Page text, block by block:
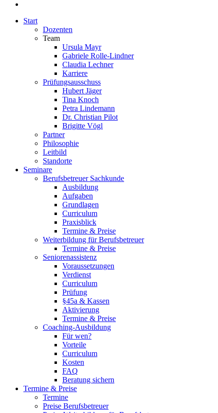
Start
Dozenten
Team
Ursula Mayr
Gabriele Rolle-Lindner
Claudia Lechner
Karriere
Prüfungsausschuss
Hubert Jäger
Tina Knoch
Petra Lindemann
Dr. Christian Pilot
Brigitte Vögl
Partner
Philosophie
Leitbild
Standorte
Seminare
Berufsbetreuer Sachkunde
Ausbildung
Aufgaben
Grundlagen
Curriculum
Praxisblick
Termine & Preise
Weiterbildung für Berufsbetreuer
Termine & Preise
Seniorenassistenz
Voraussetzungen
Verdienst
Curriculum
Prüfung
§45a & Kassen
Aktivierung
Termine & Preise
Coaching-Ausbildung
Für wen?
Vorteile
Curriculum
Kosten
FAQ
Beratung sichern
Termine & Preise
Termine
Preise Berufsbetreuer